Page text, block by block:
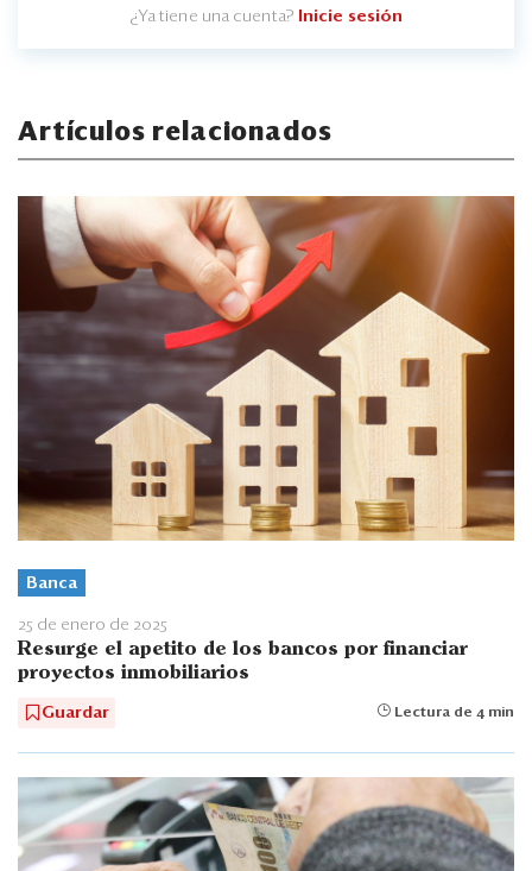
¿Ya tiene una cuenta? Inicie sesión
Artículos relacionados
Banca
25 de enero de 2025
Resurge el apetito de los bancos por financiar
proyectos inmobiliarios
Guardar Lectura de 4 min